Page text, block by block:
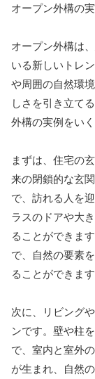
オープン外構の
オープン外構は
いる新しいトレ
や周囲の自然環
しさを引き立て
外構の実例をい
まずは、住宅の
来の閉鎖的な玄
で、訪れる人を
ラスのドアや大
ることができま
で、自然の要素
ることができます
次に、リビング
ンです。壁や柱
で、室内と室外
が生まれ、自然